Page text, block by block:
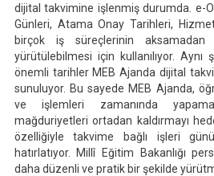
dijital takvimine işlenmiş durumda. e-
Günleri, Atama Onay Tarihleri,
birçok iş süreçlerinin
yürütülebilmesi için kullanılıyor. Aynı
önemli tarihler MEB Ajanda dijital
sunuluyor. Bu sayede MEB Ajanda,
ve işlemleri zamanında
mağduriyetleri ortadan kaldırmayı
özelliğiyle takvime bağlı işleri günü
hatırlatıyor. Millî Eğitim Bakanlığı
daha düzenli ve pratik bir şekilde